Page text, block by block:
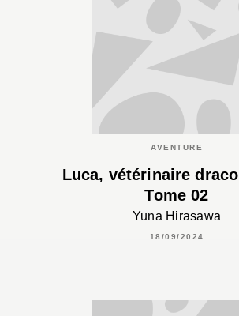
AVENTURE
Luca, vétérinaire
Tome 02
Yuna Hirasawa
18/09/2024